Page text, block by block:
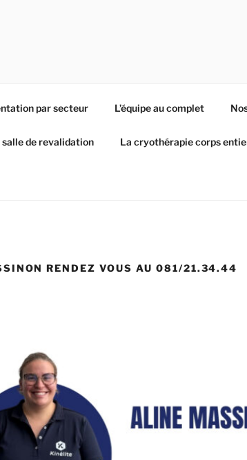
par secteur L’équipe au complet
de revalidation La cryothérapie corps
RENDEZ VOUS AU 081/21.34.44